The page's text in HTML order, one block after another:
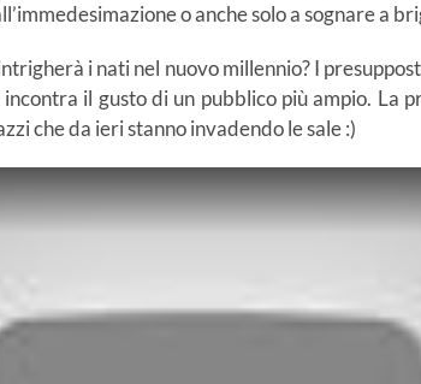
o anche solo a sognare a
i nati nel nuovo millennio? I
il gusto di un pubblico più ampio. La
che da ieri stanno invadendo le sale :)